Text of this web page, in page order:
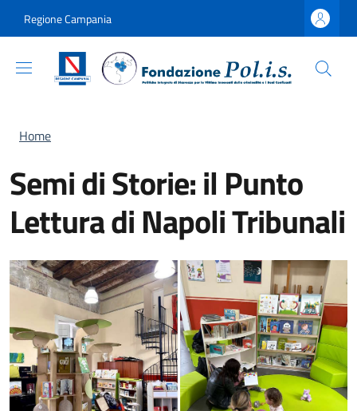
Regione Campania
Briciole di pane
Home
Semi di Storie: il Punto
Lettura di Napoli Tribunali